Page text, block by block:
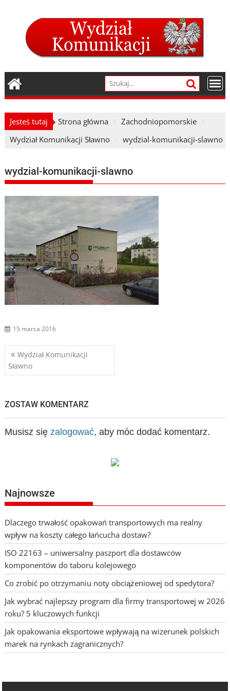
Jesteś tutaj Strona główna
Zachodniopomorskie
Wydział Komunikacji Sławno
wydzial-komunikacji-slawno
wydzial-komunikacji-slawno
15 marca 2016
Nawigacja
wpisu
Wydział Komunikacji
Sławno
ZOSTAW KOMENTARZ
Musisz się zalogować, aby móc dodać komentarz.
Najnowsze
Dlaczego trwałość opakowań transportowych ma realny
wpływ na koszty całego łańcucha dostaw?
ISO 22163 – uniwersalny paszport dla dostawców
komponentów do taboru kolejowego
Co zrobić po otrzymaniu noty obciążeniowej od spedytora?
Jak wybrać najlepszy program dla firmy transportowej w 2026
roku? 5 kluczowych funkcji
Jak opakowania eksportowe wpływają na wizerunek polskich
marek na rynkach zagranicznych?